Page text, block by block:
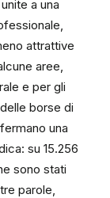
a una
attrattive
aree,
e per gli
borse di
una
su 15.256
sono stati
parole,